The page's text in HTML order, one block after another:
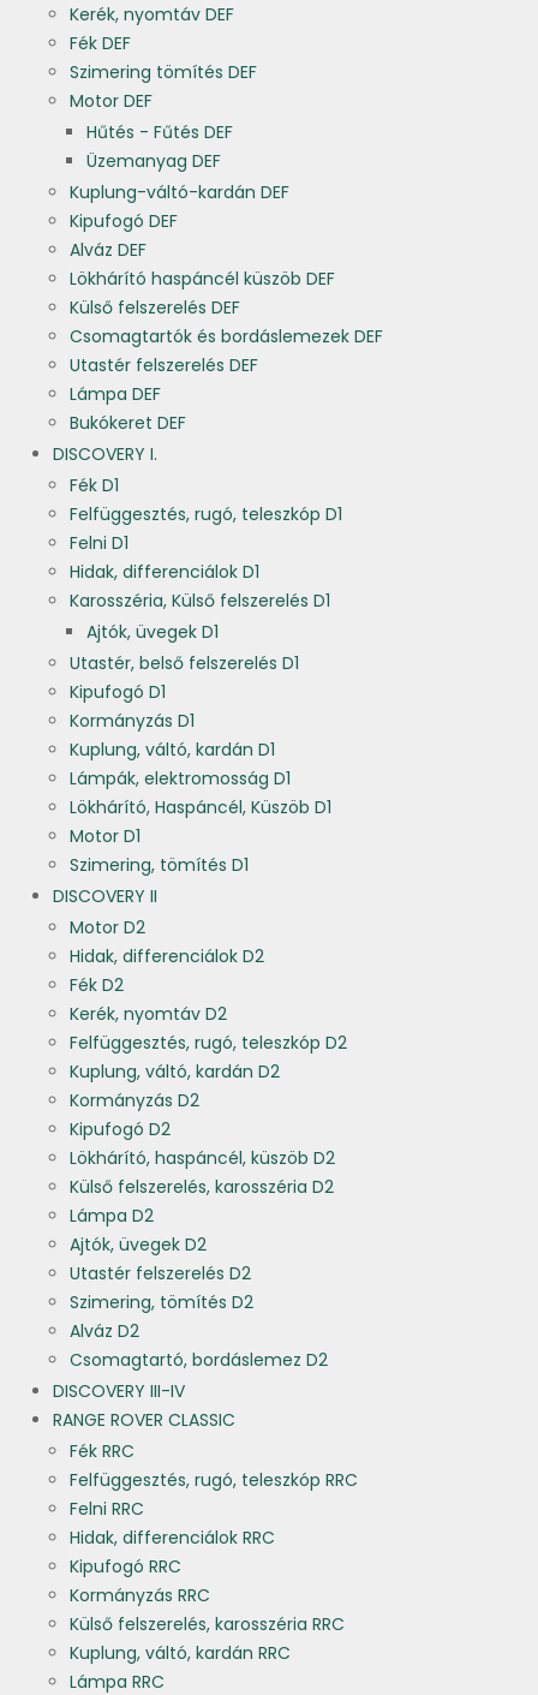
Kerék, nyomtáv DEF
Fék DEF
Szimering tömítés DEF
Motor DEF
Hűtés - Fűtés DEF
Üzemanyag DEF
Kuplung-váltó-kardán DEF
Kipufogó DEF
Alváz DEF
Lökhárító haspáncél küszöb DEF
Külső felszerelés DEF
Csomagtartók és bordáslemezek DEF
Utastér felszerelés DEF
Lámpa DEF
Bukókeret DEF
DISCOVERY I.
Fék D1
Felfüggesztés, rugó, teleszkóp D1
Felni D1
Hidak, differenciálok D1
Karosszéria, Külső felszerelés D1
Ajtók, üvegek D1
Utastér, belső felszerelés D1
Kipufogó D1
Kormányzás D1
Kuplung, váltó, kardán D1
Lámpák, elektromosság D1
Lökhárító, Haspáncél, Küszöb D1
Motor D1
Szimering, tömítés D1
DISCOVERY II
Motor D2
Hidak, differenciálok D2
Fék D2
Kerék, nyomtáv D2
Felfüggesztés, rugó, teleszkóp D2
Kuplung, váltó, kardán D2
Kormányzás D2
Kipufogó D2
Lökhárító, haspáncél, küszöb D2
Külső felszerelés, karosszéria D2
Lámpa D2
Ajtók, üvegek D2
Utastér felszerelés D2
Szimering, tömítés D2
Alváz D2
Csomagtartó, bordáslemez D2
DISCOVERY III-IV
RANGE ROVER CLASSIC
Fék RRC
Felfüggesztés, rugó, teleszkóp RRC
Felni RRC
Hidak, differenciálok RRC
Kipufogó RRC
Kormányzás RRC
Külső felszerelés, karosszéria RRC
Kuplung, váltó, kardán RRC
Lámpa RRC